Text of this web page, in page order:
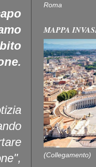
Roma
MAPPA
(Collegamento)